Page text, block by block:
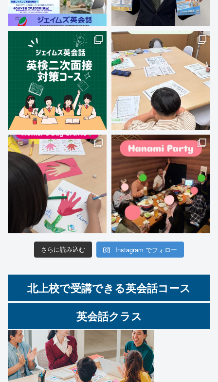
さらに読み込む Instagram でフォロー
北上校で受講できる英会話コース
英会話クラス